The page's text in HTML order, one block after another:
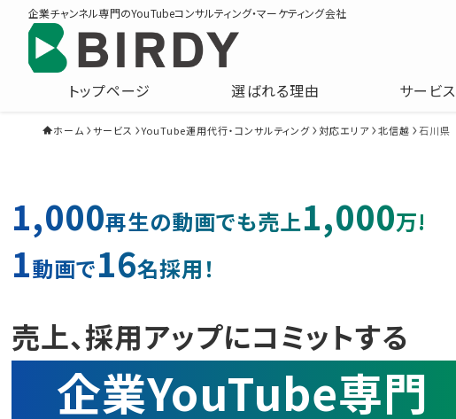
企業チャンネル専門のYouTubeコンサルティング・マーケティング会社
トップページ 選ばれる理由 サービス
ホーム サービス YouTube運用代行・コンサルティング 対応エリア 北信越 石川県
1,000再生の動画でも売上1,000万!
1動画で16名採用！
売上、採用アップにコミットする
企業YouTube専門